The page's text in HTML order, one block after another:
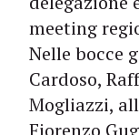
meeting
Nelle bocce
Cardoso,
Mogliazzi,
Fiorenzo